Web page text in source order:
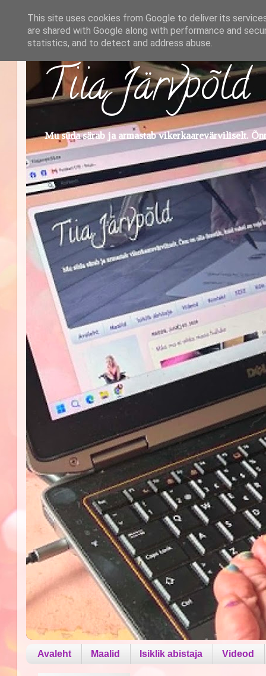
Tiia Järvpõld
Mu süda särab ja armastab vikerkaarevärviliselt.
Avaleht Maalid Isiklik abistaja Videod
This site uses cookies from Google to deliver its
are shared with Google along with performance and
statistics, and to detect and address abuse.